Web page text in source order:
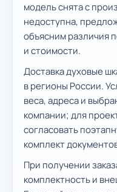
модель снята с
недоступна,
объясним различия
и стоимости.
Доставка духовые
в регионы России.
веса, адреса и
компании; для
согласовать
комплект
При получении
комплектность и